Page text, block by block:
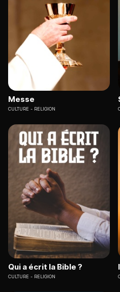
Messe
CULTURE RELIGION
Qui a écrit la Bible ?
CULTURE RELIGION